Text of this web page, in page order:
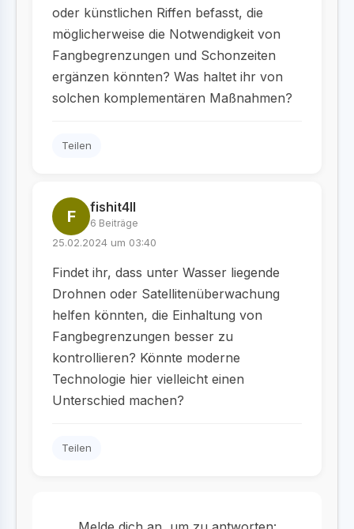
oder künstlichen Riffen befasst, die
möglicherweise die Notwendigkeit von
Fangbegrenzungen und Schonzeiten
ergänzen könnten? Was haltet ihr von
solchen komplementären Maßnahmen?
Teilen
F fishit4ll
6 Beiträge
25.02.2024 um 03:40
Findet ihr, dass unter Wasser liegende
Drohnen oder Satellitenüberwachung
helfen könnten, die Einhaltung von
Fangbegrenzungen besser zu
kontrollieren? Könnte moderne
Technologie hier vielleicht einen
Unterschied machen?
Teilen